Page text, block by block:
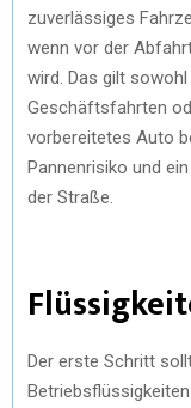
zuverlässiges
wenn vor der
wird. Das gilt
Geschäftsfahrten
vorbereitetes Auto
Pannenrisiko und
der Straße.
Der erste Schritt